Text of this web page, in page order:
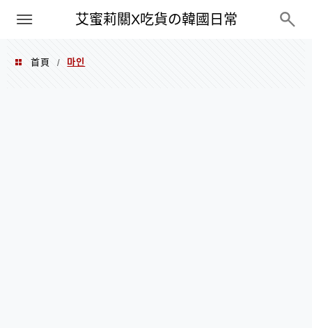
艾蜜莉關X吃貨の韓國日常
PXN
首頁 / 마인